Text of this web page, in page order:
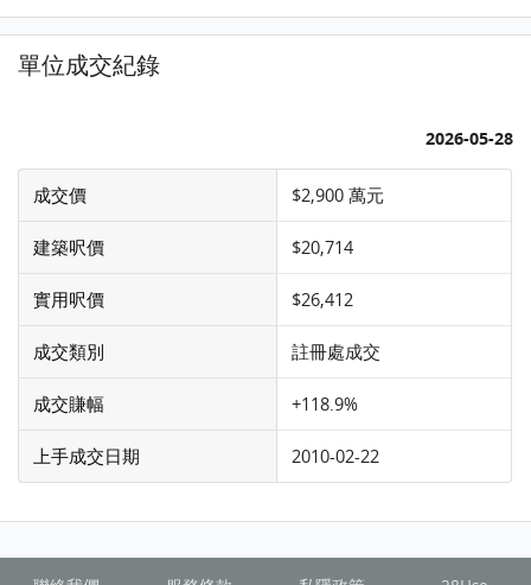
單位成交紀錄
2026-05-28
成交價 $2,900 萬元
建築呎價 $20,714
實用呎價 $26,412
成交類別 註冊處成交
成交賺幅 +118.9%
上手成交日期 2010-02-22